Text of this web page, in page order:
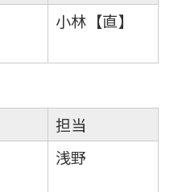
小林【直】
担当
浅野